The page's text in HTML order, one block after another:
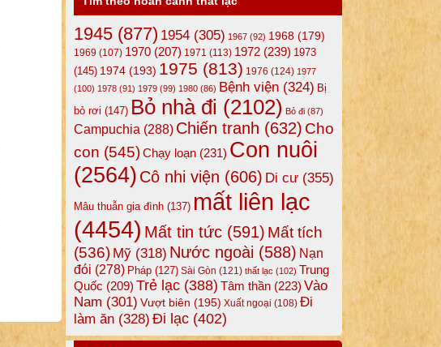
1945 (877) 1954 (305) 1967 (92) 1968 (179)
1969 (107) 1970 (207) 1971 (113) 1972 (239) 1973
(145) 1974 (193) 1975 (813) 1976 (124) 1977
(100) 1978 (91) 1979 (99) 1980 (86) Bệnh viện (324) Bị
bỏ rơi (147) Bỏ nhà đi (2102) Bỏ đi (87)
Campuchia (288) Chiến tranh (632) Cho
con (545)Chạy loạn (231) Con nuôi
(2564) Cô nhi viện (606) Di cư (355)
Mâu thuẫn gia đình (137) mất liên lạc
(4454) Mất tin tức (591) Mất tích
(536) Mỹ (318) Nước ngoài (588) Nạn
đói (278) Pháp (127) Sài Gòn (121) thất lạc (102) Trung
Quốc (209) Trẻ lạc (388) Tâm thần (223) Vào
Nam (301) Vượt biên (195) Xuất ngoại (108) Đi
làm ăn (328) Đi lạc (402)